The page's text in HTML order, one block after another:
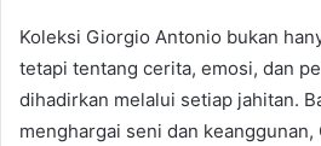
Koleksi Giorgio Antonio bukan
tetapi tentang cerita, emosi, dan
dihadirkan melalui setiap jahitan.
menghargai seni dan